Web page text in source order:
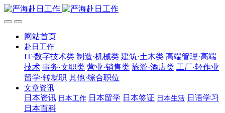
网站首页
赴日工作
IT·数字技术类 制造·机械类 建筑·土木类 高端管理·高端
技术 事务·文职类 营业·销售类 旅游·酒店类 工厂·轻作业
留学·转就职 其他·综合职位
文章资讯
日本资讯 日本工作 日本留学 日本签证 日本生活 日语学习
日本百科